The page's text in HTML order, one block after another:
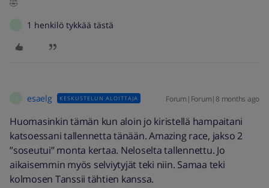
🤣
1 henkilö tykkää tästä
esaelg KESKUSTELUN ALOITTAJA Forum|Forum|8 months ago
Huomasinkin tämän kun aloin jo kiristellä hampaitani
katsoessani tallennetta tänään. Amazing race, jakso 2
”soseutui” monta kertaa. Neloselta tallennettu. Jo
aikaisemmin myös selviytyjät teki niin. Samaa teki
kolmosen Tanssii tähtien kanssa.